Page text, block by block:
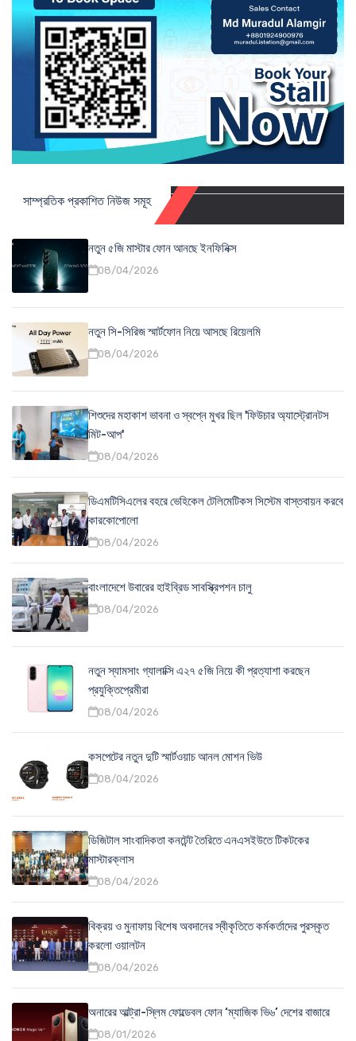
সাম্প্রতিক প্রকাশিত নিউজ সমূহ
নতুন ৫জি মাস্টার ফোন আনছে ইনফিনিক্স
08/04/2026
নতুন সি-সিরিজ স্মার্টফোন নিয়ে আসছে রিয়েলমি
08/04/2026
শিশুদের মহাকাশ ভাবনা ও স্বপ্নে মুখর ছিল 'ফিউচার অ্যাস্ট্রোনটস
মিট-আপ'
08/04/2026
ডিএমটিসিএলের বহরে ভেহিকেল টেলিমেটিকস সিস্টেম বাস্তবায়ন করবে
কারকোপোলো
08/04/2026
বাংলাদেশে উবারের হাইব্রিড সাবস্ক্রিপশন চালু
08/04/2026
নতুন স্যামসাং গ্যালাক্সি এ২৭ ৫জি নিয়ে কী প্রত্যাশা করছেন
প্রযুক্তিপ্রেমীরা
08/04/2026
কসপেটের নতুন দুটি স্মার্টওয়াচ আনল মোশন ভিউ
08/04/2026
ডিজিটাল সাংবাদিকতা কনটেন্ট তৈরিতে এনএসইউতে টিকটকের
মাস্টারক্লাস
08/04/2026
বিক্রয় ও মুনাফায় বিশেষ অবদানের স্বীকৃতিতে কর্মকর্তাদের পুরস্কৃত
করলো ওয়ালটন
08/04/2026
অনারের আল্ট্রা-স্লিম ফোল্ডেবল ফোন ‘ম্যাজিক ভি৬’ দেশের বাজারে
08/01/2026